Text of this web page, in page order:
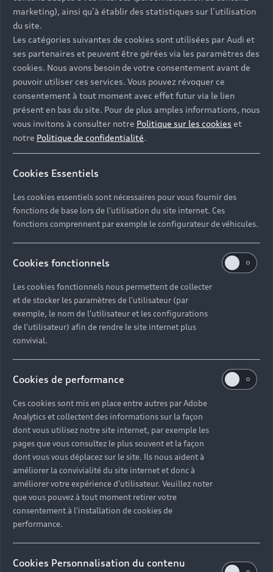
Notre Partenaire en concession Audi Chambéry est
ouvert du lundi au samedi. Nos équipes de
conseillers experts sont disponibles pour répondre à
vos besoins, de 8h00 à 12h00 et de 13h45 à 19h00,
ainsi que le samedi de 8h30 à 12h00 et de 14h00 à
18h00 à l'adresse suivante : Z.I. Landiers Ouest
73006 Chambéry.
Une prestation
et un savoir-
faire Audi dans
votre
concession
Chambéry
marketing), ainsi qu’à établir des statistiques sur l’utilisation
du site.
Les catégories suivantes de cookies sont utilisées par Audi et
ses partenaires et peuvent être gérées via les paramètres des
cookies. Nous avons besoin de votre consentement avant de
pouvoir utiliser ces services. Vous pouvez révoquer ce
consentement à tout moment avec effet futur via le lien
présent en bas du site. Pour de plus amples informations, nous
vous invitons à consulter notre Politique sur les cookies et
notre Politique de confidentialité.
Cookies Essentiels
Les cookies essentiels sont nécessaires pour vous fournir des
fonctions de base lors de l'utilisation du site internet. Ces
fonctions comprennent par exemple le configurateur de véhicules.
Cookies fonctionnels
Les cookies fonctionnels nous permettent de collecter
et de stocker les paramètres de l'utilisateur (par
exemple, le nom de l'utilisateur et les configurations
de l'utilisateur) afin de rendre le site internet plus
convivial.
Cookies de performance
Ces cookies sont mis en place entre autres par Adobe
Analytics et collectent des informations sur la façon
dont vous utilisez notre site internet, par exemple les
pages que vous consultez le plus souvent et la façon
dont vous vous déplacez sur le site. Ils nous aident à
améliorer la convivialité du site internet et donc à
améliorer votre expérience d'utilisateur. Veuillez noter
que vous pouvez à tout moment retirer votre
consentement à l'installation de cookies de
performance.
Cookies Personnalisation du contenu